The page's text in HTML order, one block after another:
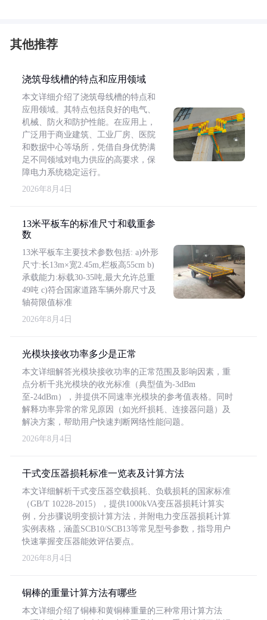
其他推荐
浇筑母线槽的特点和应用领域
本文详细介绍了浇筑母线槽的特点和
应用领域。其特点包括良好的电气、
机械、防火和防护性能。在应用上，
广泛用于商业建筑、工业厂房、医院
和数据中心等场所，凭借自身优势满
足不同领域对电力供应的高要求，保
障电力系统稳定运行。
2026年8月4日
13米平板车的标准尺寸和载重参
数
13米平板车主要技术参数包括: a)外形
尺寸:长13m×宽2.45m,栏板高55cm b)
承载能力:标载30-35吨,最大允许总重
49吨 c)符合国家道路车辆外廓尺寸及
轴荷限值标准
2026年8月4日
光模块接收功率多少是正常
本文详细解答光模块接收功率的正常范围及影响因素，重
点分析千兆光模块的收光标准（典型值为-3dBm
至-24dBm），并提供不同速率光模块的参考值表格。同时
解释功率异常的常见原因（如光纤损耗、连接器问题）及
解决方案，帮助用户快速判断网络性能问题。
2026年8月4日
干式变压器损耗标准一览表及计算方法
本文详细解析干式变压器空载损耗、负载损耗的国家标准
（GB/T 10228-2015），提供1000kVA变压器损耗计算实
例，分步骤说明变损计算方法，并附电力变压器损耗计算
实例表格，涵盖SCB10/SCB13等常见型号参数，指导用户
快速掌握变压器能效评估要点。
2026年8月4日
铜棒的重量计算方法有哪些
本文详细介绍了铜棒和黄铜棒重量的三种常用计算方法